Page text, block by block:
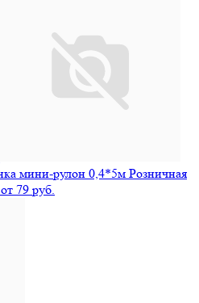
мини-рулон 0,4*5м Розничная
79 руб.